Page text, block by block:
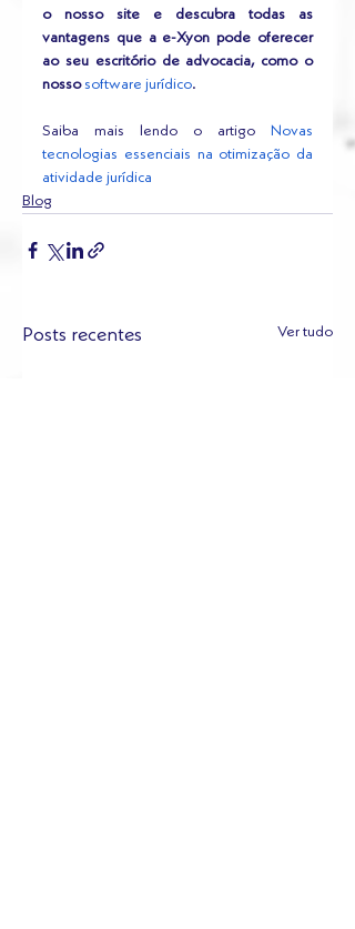
o nosso site e descubra todas as
vantagens que a e-Xyon pode oferecer
ao seu escritório de advocacia, como o
nosso software jurídico.
Saiba mais lendo o artigo Novas
tecnologias essenciais na otimização da
atividade jurídica
Blog
Posts recentes Ver tudo